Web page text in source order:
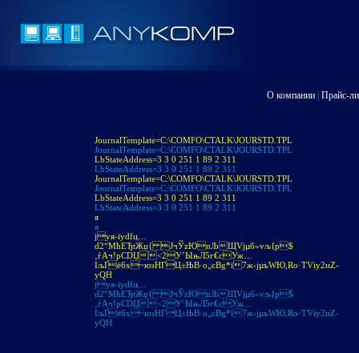
О компании Прайс-
JournalTemplate=C:\COMFO\CTALK\JOURSTD.TPL
JournalTemplate=C:\COMFO\CTALK\JOURSTD.TPL
LbStateAddress=3 3 0 251 1 89 2 311
LbStateAddress=3 3 0 251 1 89 2 311
JournalTemplate=C:\COMFO\CTALK\JOURSTD.TPL
JournalTemplate=C:\COMFO\CTALK\JOURSTD.TPL
LbStateAddress=3 3 0 251 1 89 2 311
LbStateAddress=3 3 0 251 1 89 2 311
я
я
jуя-іуdfц…
d2“МћЕЂtЖџ{ JчЎzЮnЉЩVjµб«vљ{p$
‚ѓAч!pСDЏ<2У’ЫњЛ5г€cУж…
IљҐё6х~юэНГЦ±ЊB·o„єBg*ї7ж‹jµъWЮ,Ro·ТVіу2иZ­
уQH
jуя-іуdfц…
d2“МћЕЂtЖџ{ JчЎzЮnЉЩVjµб«vљ{p$
‚ѓAч!pСDЏ<2У’ЫњЛ5г€cУж…
IљҐё6х~юэНГЦ±ЊB·o„єBg*ї7ж‹jµъWЮ,Ro·ТVіу2иZ­
уQH